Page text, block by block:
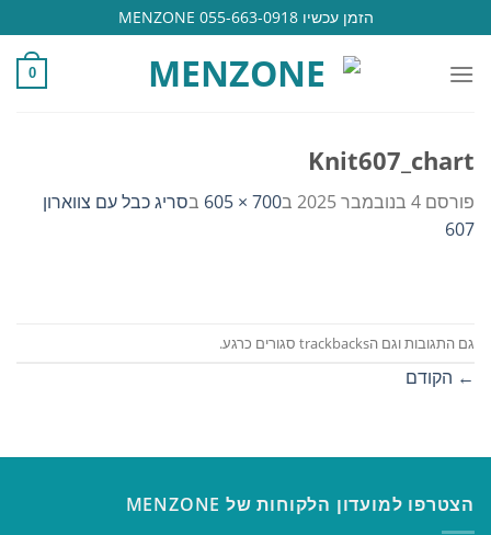
to
content
הזמן עכשיו 055-663-0918 MENZONE
0
Knit607_chart
פורסם 4 בנובמבר 2025 ב700 × 605 בסריג כבל עם צווארון
607
גם התגובות וגם הtrackbacks סגורים כרגע.
← הקודם
הצטרפו למועדון הלקוחות של MENZONE